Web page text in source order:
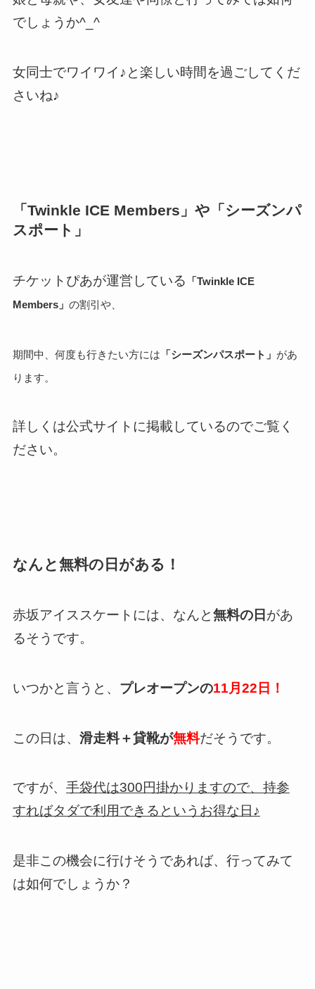
でしょうか^_^
女同士でワイワイ♪と楽しい時間を過ごしてくだ
さいね♪
「Twinkle ICE Members」や「シーズンパ
スポート」
チケットぴあが運営している
「Twinkle ICE
Members」 の割引や、
期間中、何度も行きたい方には 「シーズンパスポート」 があ
ります。
詳しくは公式サイトに掲載しているのでご覧く
ださい。
なんと無料の日がある！
赤坂アイススケートには、なんと無料の日 があ
るそうです。
いつかと言うと、 プレオープンの11月22日！
この日は、 滑走料＋貸靴が無料だそうです。
ですが、 手袋代は300円掛かりますので、持参
すればタダで利用できるというお得な日♪
是非この機会に行けそうであれば、行ってみて
は如何でしょうか？